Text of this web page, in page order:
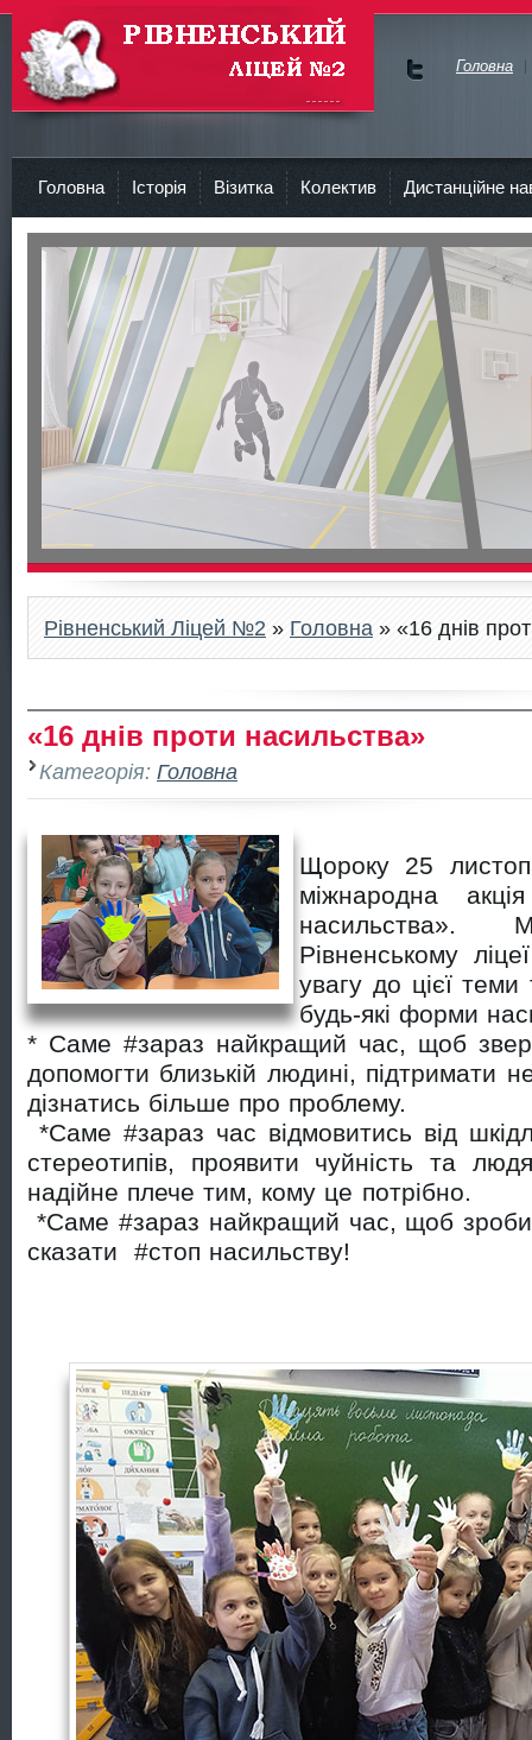
Рівненський Ліцей №2
Головна
Головна Історія Візитка Колектив Дистанційне
Рівненський Ліцей №2 » Головна » «16 днів
«16 днів проти насильства»
Категорія: Головна
Щороку 25
міжнародна
Рівненському
увагу до цієї
будь-які форми
* Саме #зараз найкращий час, щоб
допомогти близькій людині, підтримати
дізнатись більше про проблему.
*Саме #зараз час відмовитись від
стереотипів, проявити чуйність та
надійне плече тим, кому це потрібно.
*Саме #зараз найкращий час, щоб
сказати #стоп насильству!